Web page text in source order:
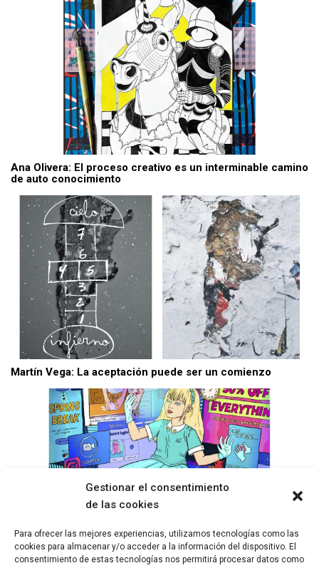
Gestionar el consentimiento
de las cookies
Para ofrecer las mejores experiencias, utilizamos tecnologías como las
cookies para almacenar y/o acceder a la información del dispositivo. El
consentimiento de estas tecnologías nos permitirá procesar datos como
Ana Olivera: El proceso creativo es un interminable camino
de auto conocimiento
Martín Vega: La aceptación puede ser un comienzo
Alicia En Confinamiento: Cuando las historias de Lewis